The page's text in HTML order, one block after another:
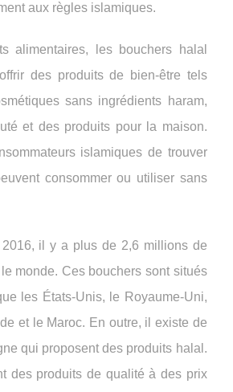
aux règles islamiques.
alimentaires, les bouchers halal
des produits de bien-être tels
sans ingrédients haram,
et des produits pour la maison.
islamiques de trouver
consommer ou utiliser sans
il y a plus de 2,6 millions de
monde. Ces bouchers sont situés
les États-Unis, le Royaume-Uni,
et le Maroc. En outre, il existe de
qui proposent des produits halal.
des produits de qualité à des prix